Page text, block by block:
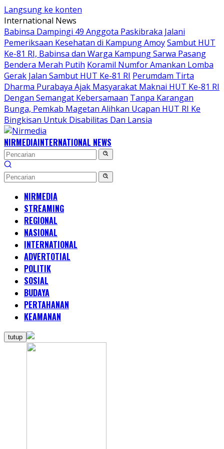
Langsung ke konten
International News
Babinsa Dampingi 49 Anggota Paskibraka Jalani
Pemeriksaan Kesehatan di Kampung AmoySambut HUT
Ke-81 RI, Babinsa dan Warga Kampung Sarwa Pasang
Bendera Merah Putih Koramil Numfor Amankan Lomba
Gerak Jalan Sambut HUT Ke-81 RI Perumdam Tirta
Dharma Purabaya Ajak Masyarakat Maknai HUT Ke-81 RI
Dengan Semangat Kebersamaan Tanpa Karangan
Bunga, Pemkab Magetan Alihkan Ucapan HUT RI Ke
Bingkisan Untuk Disabilitas Dan Lansia
NIRMEDIAINTERNATIONAL NEWS
NIRMEDIA
STREAMING
REGIONAL
NASIONAL
INTERNATIONAL
ADVERTOTIAL
POLITIK
SOSIAL
BUDAYA
PERTAHANAN
KEAMANAN
tutup